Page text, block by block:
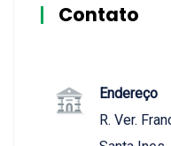
Contato
Endereço
R. Ver.